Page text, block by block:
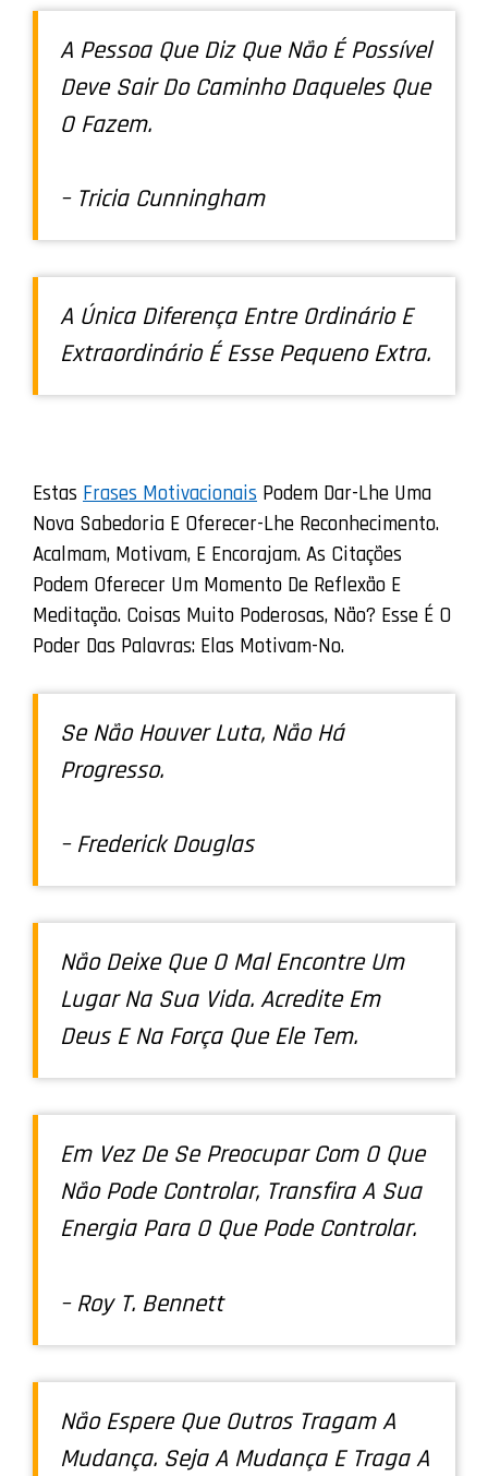
A Pessoa Que Diz Que Não É Possível
Deve Sair Do Caminho Daqueles Que
O Fazem.
– Tricia Cunningham
A Única Diferença Entre Ordinário E
Extraordinário É Esse Pequeno Extra.
Estas Frases Motivacionais Podem Dar-Lhe Uma
Nova Sabedoria E Oferecer-Lhe Reconhecimento.
Acalmam, Motivam, E Encorajam. As Citações
Podem Oferecer Um Momento De Reflexão E
Meditação. Coisas Muito Poderosas, Não? Esse É O
Poder Das Palavras: Elas Motivam-No.
Se Não Houver Luta, Não Há
Progresso.
– Frederick Douglas
Não Deixe Que O Mal Encontre Um
Lugar Na Sua Vida. Acredite Em
Deus E Na Força Que Ele Tem.
Em Vez De Se Preocupar Com O Que
Não Pode Controlar, Transfira A Sua
Energia Para O Que Pode Controlar.
– Roy T. Bennett
Não Espere Que Outros Tragam A
Mudança. Seja A Mudança E Traga A